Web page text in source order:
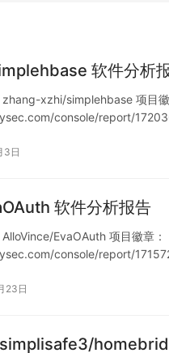
软件分析
zhang-xzhi/simplehbase 项目
console/report/
3日
软件分析报告
AlloVince/EvaOAuth 项目徽章
console/report/
23日